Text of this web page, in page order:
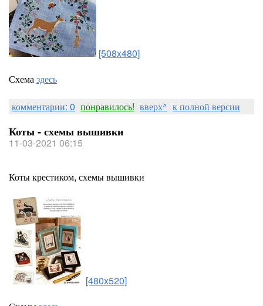
[508x480]
Схемаздесь
комментарии: 0 понравилось! вверх^ к полной версии
Коты - схемы вышивки
11-03-2021 06:15
Коты крестиком, схемы вышивки
[480x520]